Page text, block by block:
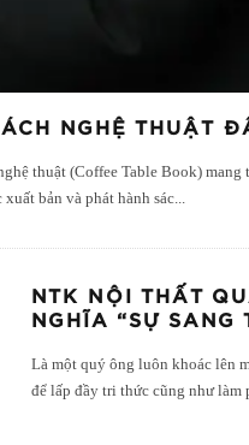
NGHỆ THUẬT
thuật (Coffee Table Book)
bản và phát hành sác...
NTK NỘI THẤT
NGHĨA “SỰ SANG
Là một quý ông luôn khoác lên
để lấp đầy tri thức cũng như làm